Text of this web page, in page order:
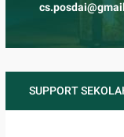
SUPPORT